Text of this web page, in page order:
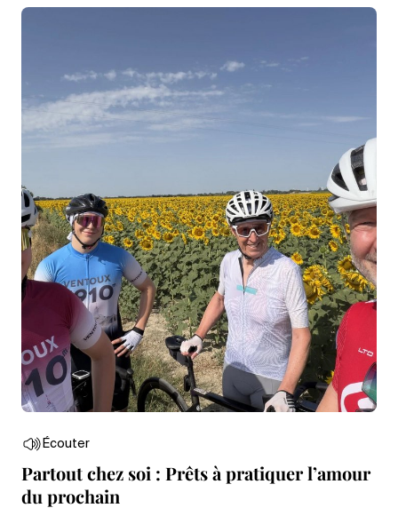
Écouter
Partout chez soi : Prêts à pratiquer l’amour
du prochain